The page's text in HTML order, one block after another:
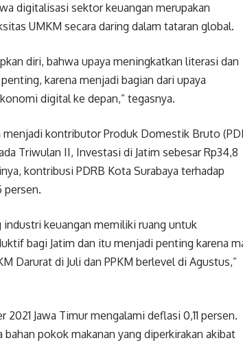
digitalisasi sektor keuangan merupakan
UMKM secara daring dalam tataran global.
diri, bahwa upaya meningkatkan literasi dan
karena menjadi bagian dari upaya
digital ke depan,” tegasnya.
kontributor Produk Domestik Bruto
Triwulan II, Investasi di Jatim sebesar Rp34,8
kontribusi PDRB Kota Surabaya terhadap
persen.
keuangan memiliki ruang untuk
bagi Jatim dan itu menjadi penting karena
Darurat di Juli dan PPKM berlevel di Agustus,”
Jawa Timur mengalami deflasi 0,11 persen.
pokok makanan yang diperkirakan akibat